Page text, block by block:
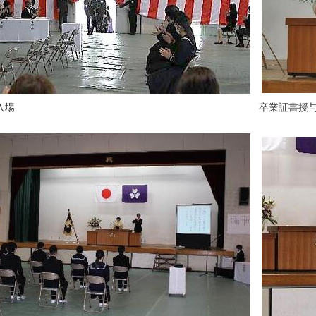
場 卒業証書授